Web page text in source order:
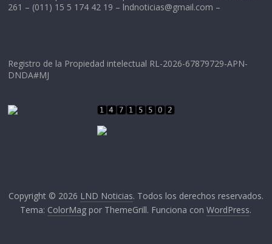
261 – (011) 15 5 174 42 19 – lndnoticias@gmail.com –
Registro de la Propiedad intelectual RL-2026-67879729-APN-
DNDA#MJ
Copyright © 2026 LND Noticias. Todos los derechos reservados.
Tema: ColorMag por ThemeGrill. Funciona conWordPress.